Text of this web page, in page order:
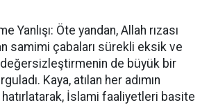
Yanlışı: Öte yandan, Allah rızası
samimi çabaları sürekli eksik ve
de büyük bir
Kaya, atılan her adımın
İslami faaliyetleri basite